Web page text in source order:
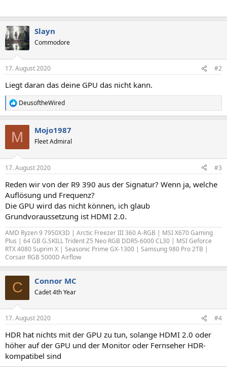
Slayn
Commodore
17. August 2020 #2
Liegt daran das deine GPU das nicht kann.
R
e
e
:
DeusoftheWired
M Mojo1987
Fleet Admiral
17. August 2020 #3
Reden wir von der R9 390 aus der Signatur? Wenn ja, welche
Auflösung und Frequenz?
Die GPU wird das nicht können, ich glaub
Grundvoraussetzung ist HDMI 2.0.
AMD Ryzen 9 7950X3D | Arctic Freezer III 360 A-RGB | MSI X670 Gaming
Plus | 64 GB G.SKILL Trident Z5 Neo RGB DDR5-6000 CL30 | MSI Geforce
RTX 4080 Suprim X | Seasonic Prime GX-1300 | Samsung 980 Pro 2TB |
Corsair RGB 5000D Airflow
C Connor MC
Cadet 4th Year
17. August 2020 #4
HDR hat nichts mit der GPU zu tun, solange HDMI 2.0 oder
höher auf der GPU und der Monitor oder Fernseher HDR-
kompatibel sind